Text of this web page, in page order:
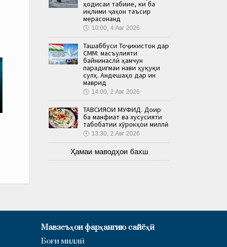
ҳодисаи табиие, ки ба
иқлими ҷаҳон таъсир
мерасонанд
🕔 10:00, 4.Авг 2026
Ташаббуси Тоҷикистон дар
СММ: масъулияти
байнинаслӣ ҳамчун
парадигмаи нави ҳуқуқи
сулҳ. Андешаҳо дар ин
маврид
🕔 14:00, 2.Авг 2026
ТАВСИЯҲОИ МУФИД. Доир
ба манфиат ва хусусияти
табобатии хӯрокҳои миллӣ
🕔 13:30, 2.Авг 2026
Ҳамаи маводҳои бахш
Мавзеъҳои фарҳангию сайёҳӣ
Боғи миллӣ